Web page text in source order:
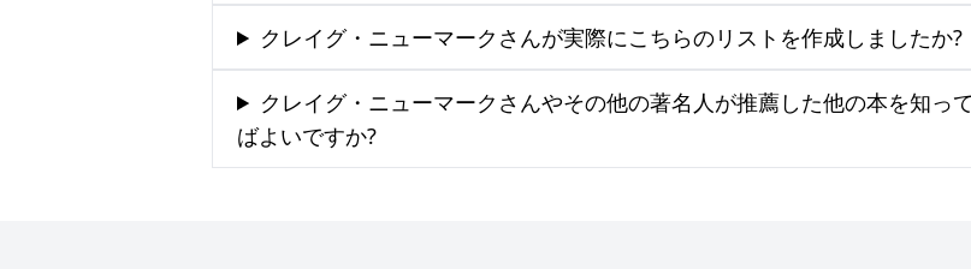
クレイグ・ニューマークさんが実際にこちらのリストを作成しましたか?
クレイグ・ニューマークさんやその他の著名人が推薦した他の本を知っ
ばよいですか?